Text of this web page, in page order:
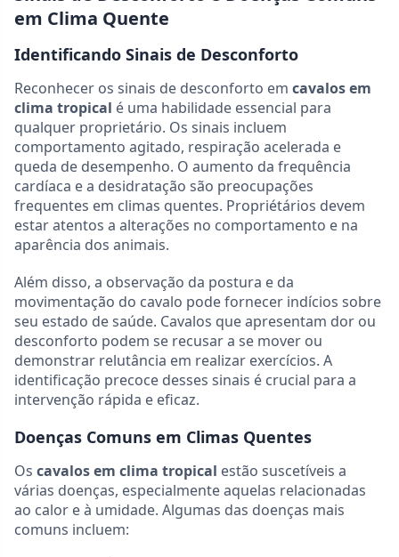
em Clima Quente
Identificando Sinais de Desconforto
Reconhecer os sinais de desconforto em cavalos em
clima tropical é uma habilidade essencial para
qualquer proprietário. Os sinais incluem
comportamento agitado, respiração acelerada e
queda de desempenho. O aumento da frequência
cardíaca e a desidratação são preocupações
frequentes em climas quentes. Propriétários devem
estar atentos a alterações no comportamento e na
aparência dos animais.
Além disso, a observação da postura e da
movimentação do cavalo pode fornecer indícios sobre
seu estado de saúde. Cavalos que apresentam dor ou
desconforto podem se recusar a se mover ou
demonstrar relutância em realizar exercícios. A
identificação precoce desses sinais é crucial para a
intervenção rápida e eficaz.
Doenças Comuns em Climas Quentes
Os cavalos em clima tropical estão suscetíveis a
várias doenças, especialmente aquelas relacionadas
ao calor e à umidade. Algumas das doenças mais
comuns incluem: